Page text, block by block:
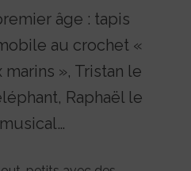
âge : tapis
au crochet «
marins », Tristan le
Raphaël le